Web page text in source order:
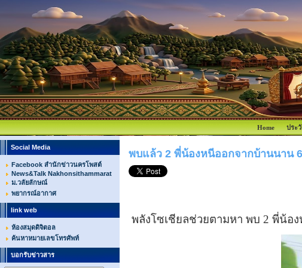
Home ประ
Social Media
Facebook สำนักข่าวนครโพสต์
News&Talk Nakhonsithammarat
ม.วลัยลักษณ์
พยากรณ์อากาศ
link web
ห้องสมุดดิจิตอล
ค้นหาหมายเลขโทรศัพท์
บอกรับข่าวสาร
พบแล้ว 2 พี่น้องหนีออกจากบ้านนาน
พลังโซเชียลช่วยตามหา พบ 2 พี่น้อ